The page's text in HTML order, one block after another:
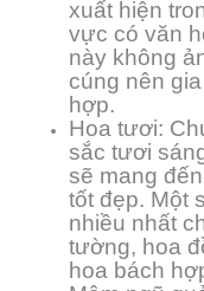
xuất hiện
vực có văn
này không
cúng nên
hợp.
Hoa tươi:
sắc tươi
sẽ mang
tốt đẹp. Một
nhiều nhất
tường, hoa
hoa bách